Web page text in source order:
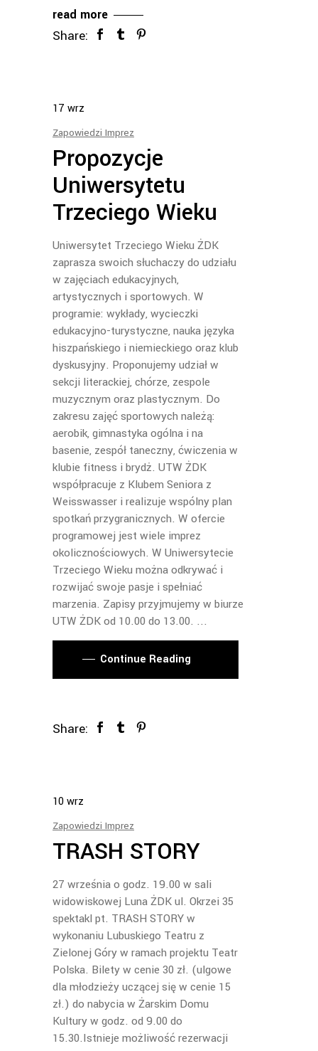
read more
Share:
17 wrz
Zapowiedzi Imprez
Propozycje
Uniwersytetu
Trzeciego Wieku
Uniwersytet Trzeciego Wieku ŻDK
zaprasza swoich słuchaczy do udziału
w zajęciach edukacyjnych,
artystycznych i sportowych. W
programie: wykłady, wycieczki
edukacyjno-turystyczne, nauka języka
hiszpańskiego i niemieckiego oraz klub
dyskusyjny. Proponujemy udział w
sekcji literackiej, chórze, zespole
muzycznym oraz plastycznym. Do
zakresu zajęć sportowych należą:
aerobik, gimnastyka ogólna i na
basenie, zespół taneczny, ćwiczenia w
klubie fitness i brydż. UTW ŻDK
współpracuje z Klubem Seniora z
Weisswasser i realizuje wspólny plan
spotkań przygranicznych. W ofercie
programowej jest wiele imprez
okolicznościowych. W Uniwersytecie
Trzeciego Wieku można odkrywać i
rozwijać swoje pasje i spełniać
marzenia. Zapisy przyjmujemy w biurze
UTW ŻDK od 10.00 do 13.00.
Continue Reading
Share:
10wrz
Zapowiedzi Imprez
TRASH STORY
27 września o godz. 19.00 w sali
widowiskowej Luna ŻDK ul. Okrzei 35
spektakl pt. TRASH STORY w
wykonaniu Lubuskiego Teatru z
Zielonej Góry w ramach projektu Teatr
Polska. Bilety w cenie 30 zł. (ulgowe
dla młodzieży uczącej się w cenie 15
zł.) do nabycia w Żarskim Domu
Kultury w godz. od 9.00 do
15.30.Istnieje możliwość rezerwacji